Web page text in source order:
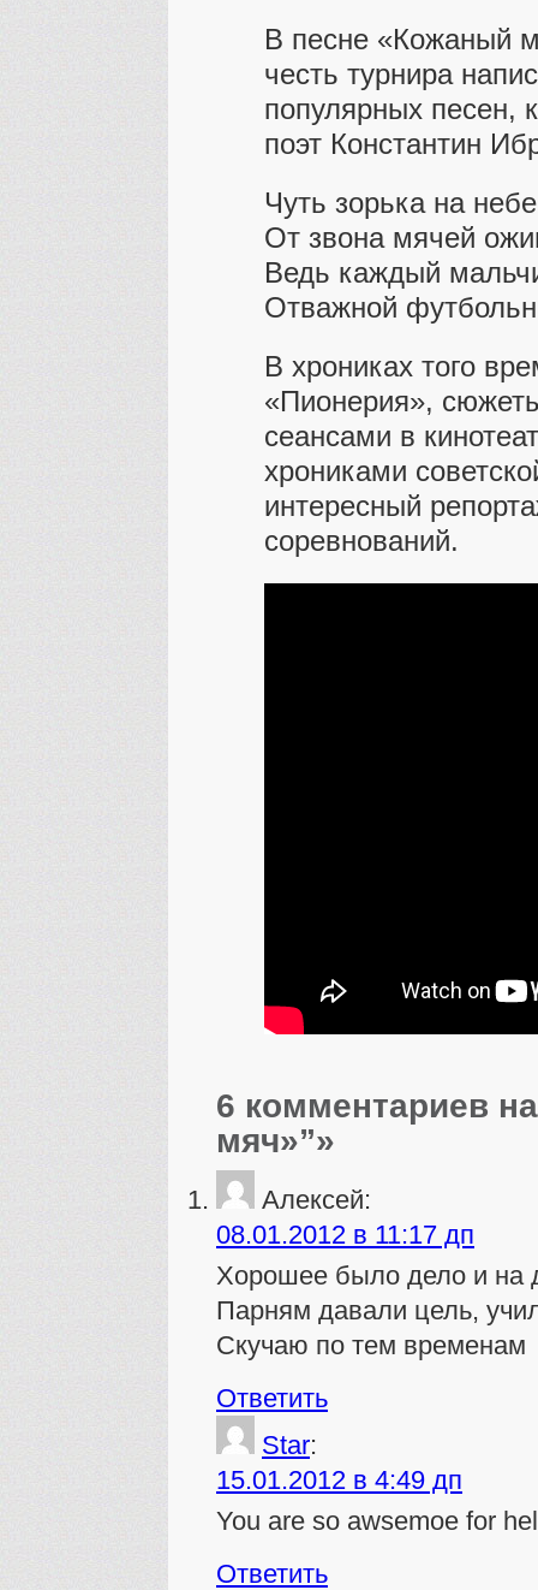
В песне «Кожаный
честь турнира
популярных песен,
поэт Константин
Чуть зорька на
От звона мячей
Ведь каждый
Отважной
В хрониках того
«Пионерия»,
сеансами в
хрониками
интересный
соревнований.
6 комментариев
мяч»”»
Алексей:
08.01.2012 в 11:17 дп
Хорошее было дело и на
Парням давали цель,
Скучаю по тем временам
Ответить
Star:
15.01.2012 в 4:49 дп
You are so awsemoe for
Ответить